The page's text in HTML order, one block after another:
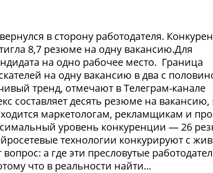
в сторону работодателя.
8,7 резюме на одну вакансию.Для
на одно рабочее место. Граница
на одну вакансию в два с
тренд, отмечают в Телеграм-канале
составляет десять резюме на вакансию,
маркетологам, рекламщикам и
уровень конкуренции — 26
технологии конкурируют с
а где эти пресловутые
что в реальности найти...